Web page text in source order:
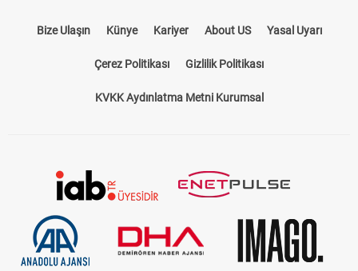
Bize Ulaşın Künye Kariyer About US Yasal Uyarı
Çerez Politikası Gizlilik Politikası
KVKK Aydınlatma Metni Kurumsal